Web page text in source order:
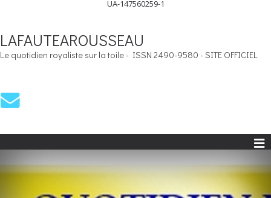
UA-147560259-1
LAFAUTEAROUSSEAU
Le quotidien royaliste sur la toile - ISSN 2490-9580 - SITE OFFICIEL